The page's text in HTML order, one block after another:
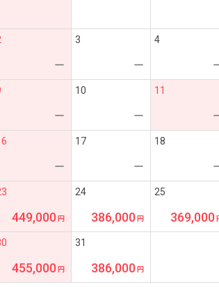
ー
3
ー
4
ー
10
ー
11
ー
17
ー
18
449,000
24
386,000
25
369,000
455,000
31
386,000